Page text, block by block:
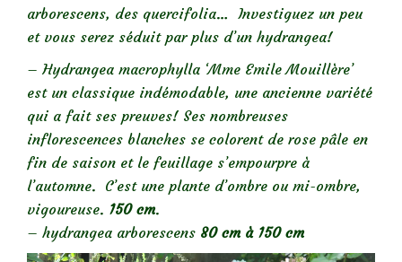
arborescens, des quercifolia… Investiguez un peu
et vous serez séduit par plus d’un hydrangea!
– Hydrangea macrophylla ‘Mme Emile Mouillère’
est un classique indémodable, une ancienne variété
qui a fait ses preuves! Ses nombreuses
inflorescences blanches se colorent de rose pâle en
fin de saison et le feuillage s’empourpre à
l’automne. C’est une plante d’ombre ou mi-ombre,
vigoureuse. 150 cm.
– hydrangea arborescens 80 cm à 150 cm